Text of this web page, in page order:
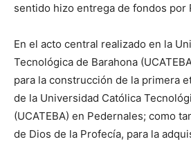
sentido hizo entrega de fondos por
En el acto central realizado en la
Tecnológica de Barahona
para la construcción de la primera
de la Universidad Católica
(UCATEBA) en Pedernales; como
de Dios de la Profecía, para la